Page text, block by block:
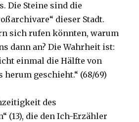
Die Steine sind die
dieser Stadt.
sich rufen könnten, warum
dann an? Die Wahrheit ist:
einmal die Hälfte von
herum geschieht.“ (68/69)
des
(13), die den Ich-Erzähler